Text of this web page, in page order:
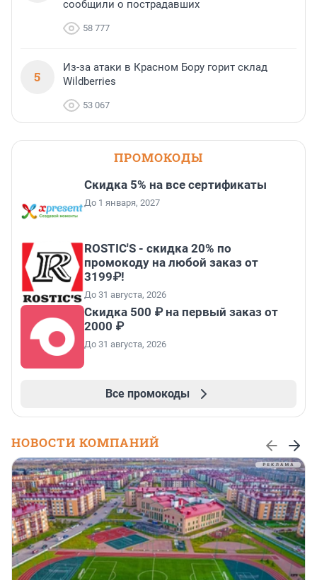
сообщили о пострадавших
58 777
5
Из-за атаки в Красном Бору горит склад
Wildberries
53 067
ПРОМОКОДЫ
Скидка 5% на все сертификаты
До 1 января, 2027
ROSTIC'S - скидка 20% по
промокоду на любой заказ от
3199₽!
До 31 августа, 2026
Скидка 500 ₽ на первый заказ от
2000 ₽
До 31 августа, 2026
Все промокоды
НОВОСТИ КОМПАНИЙ